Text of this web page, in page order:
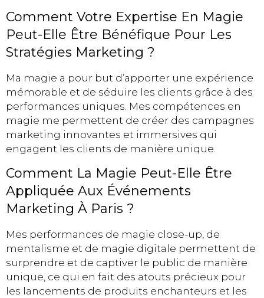
Comment Votre Expertise En Magie
Peut-Elle Être Bénéfique Pour Les
Stratégies Marketing ?
Ma magie a pour but d’apporter une expérience
mémorable et de séduire les clients grâce à des
performances uniques. Mes compétences en
magie me permettent de créer des campagnes
marketing innovantes et immersives qui
engagent les clients de manière unique.
Comment La Magie Peut-Elle Être
Appliquée Aux Événements
Marketing À Paris ?
Mes performances de magie close-up, de
mentalisme et de magie digitale permettent de
surprendre et de captiver le public de manière
unique, ce qui en fait des atouts précieux pour
les lancements de produits enchanteurs et les